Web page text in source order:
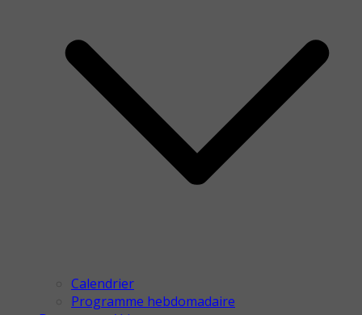
Calendrier
Programme hebdomadaire